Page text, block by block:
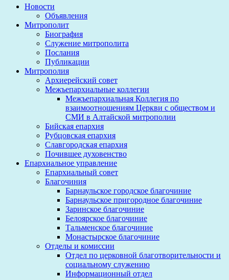
Новости
Объявления
Митрополит
Биография
Служение митрополита
Послания
Публикации
Митрополия
Архиерейский совет
Межъепархиальные коллегии
Межъепархиальная Коллегия по
взаимоотношениям Церкви с обществом и
СМИ в Алтайской митрополии
Бийская епархия
Рубцовская епархия
Славгородская епархия
Почившее духовенство
Епархиальное управление
Епархиальный совет
Благочиния
Барнаульское городское благочиние
Барнаульское пригородное благочиние
Заринское благочиние
Белоярское благочиние
Тальменское благочиние
Монастырское благочиние
Отделы и комиссии
Отдел по церковной благотворительности и
социальному служению
Информационный отдел